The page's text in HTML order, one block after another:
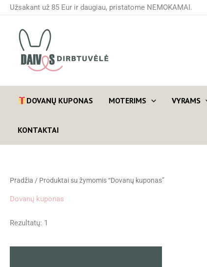
Pereiti
turinio
Užsakant už 85 Eur ir daugiau, pristatome NEMOKAMAI.
DOVANŲ KUPONAS MOTERIMS VYRAMS
KONTAKTAI
Pradžia / Produktai su žymomis “Dovanų kuponas”
Dovanų kuponas
Rezultatų: 1